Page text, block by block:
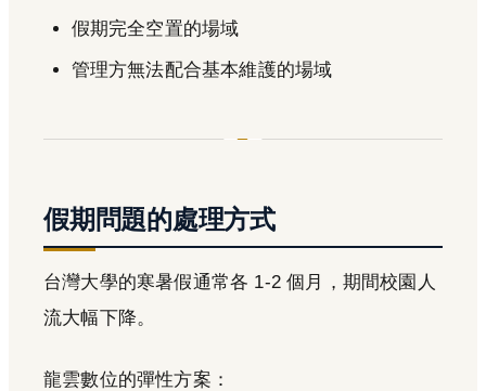
假期完全空置的場域
管理方無法配合基本維護的場域
假期問題的處理方式
台灣大學的寒暑假通常各 1-2 個月，期間校園人
流大幅下降。
龍雲數位的彈性方案：